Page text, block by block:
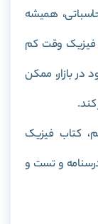
همیشه
فیزیک وقت کم
بازار، ممکن
کتاب فیزیک
و تست و